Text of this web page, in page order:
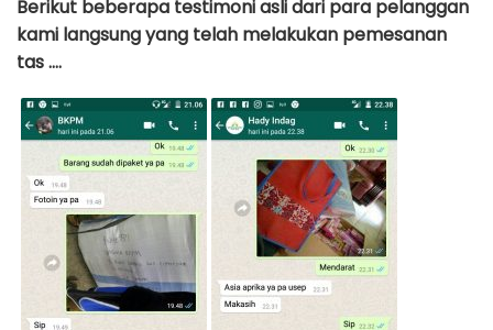
Berikut beberapa testimoni asli dari para pelanggan
kami langsung yang telah melakukan pemesanan
tas ….